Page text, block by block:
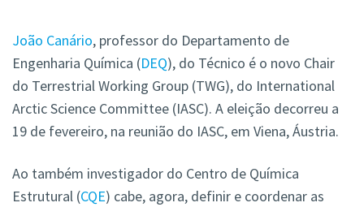
João Canário, professor do Departamento de
Engenharia Química (DEQ), do Técnico é o novo Chair
do Terrestrial Working Group (TWG), do International
Arctic Science Committee (IASC). A eleição decorreu a
19 de fevereiro, na reunião do IASC, em Viena, Áustria.
Ao também investigador do Centro de Química
Estrutural (CQE) cabe, agora, definir e coordenar as